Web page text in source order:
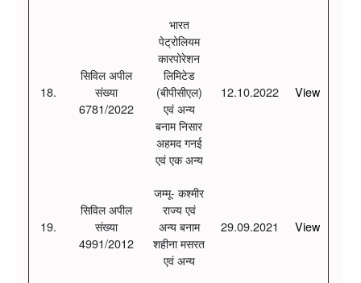
18.
सिविल अपील
संख्या
6781/2022
भारत
पेट्रोलियम
कारपोरेशन
लिमिटेड
(बीपीसीएल)
एवं अन्य
बनाम निसार
अहमद गनई
एवं एक अन्य
12.10.2022 View
19.
सिविल अपील
संख्या
4991/2012
जम्मू- कश्मीर
राज्य एवं
अन्य बनाम
शहीना मसरत
एवं अन्य
29.09.2021 View